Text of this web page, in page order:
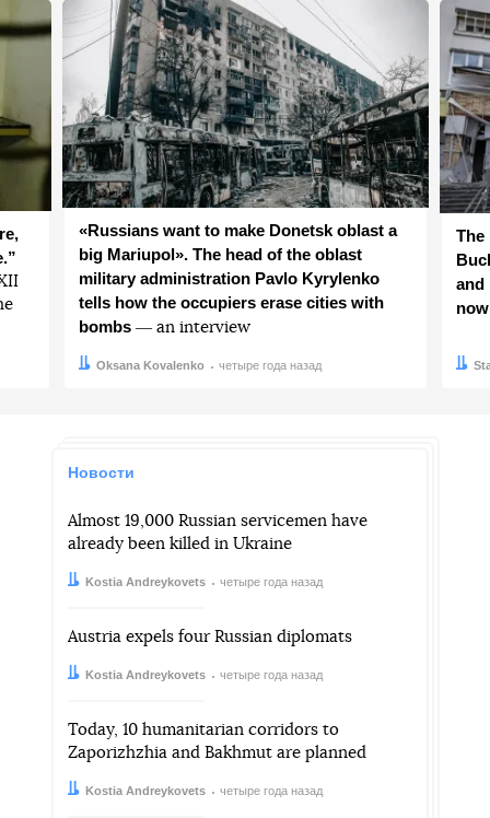
«Russians want to make Donetsk oblast a
big Mariupol». The head of the oblast
military administration Pavlo Kyrylenko
tells how the occupiers erase cities with
bombs ― an interview
Автор:
Oksana Kovalenko
Дата: четыре года назад
The
and
now
Дата:
Новости
Almost 19,000 Russian servicemen have
already been killed in Ukraine
Автор:Kostia Andreykovets
Дата: четыре года назад
Austria expels four Russian diplomats
Автор:Kostia Andreykovets
Дата: четыре года назад
Today, 10 humanitarian corridors to
Zaporizhzhia and Bakhmut are planned
Автор:Kostia Andreykovets
Дата: четыре года назад